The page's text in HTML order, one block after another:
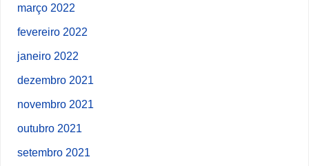
março 2022
fevereiro 2022
janeiro 2022
dezembro 2021
novembro 2021
outubro 2021
setembro 2021